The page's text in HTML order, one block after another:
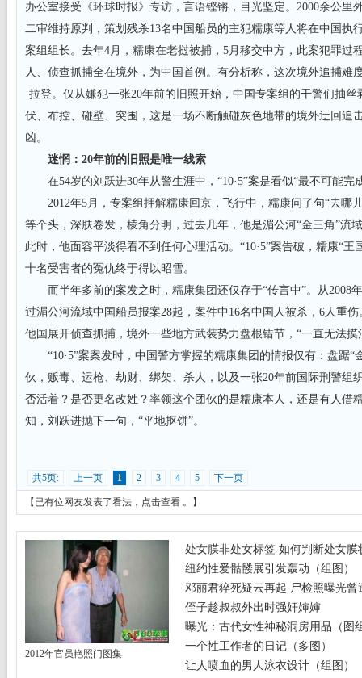
办公室接受《环球时报》专访，言语铿锵，目光坚定。2000余公里
二审维持原判，策划残杀13名中国船员的主犯糯康等人将在中国执
案组组长。去年4月，糯康在老挝被捕，5月移交中方，此案犯罪过
人、侦查抓捕全在境外，为中国首例。有分析称，这次境外追捕难
·拉登。仅从嫌犯一张20年前的旧照开始，中国专案组的干警们抽
伏、布控、碰壁、突围，这是一场不断触碰灰色地带的境外迂回追
凶。
迷惘：20年前的旧照是唯一线索
在54岁的刘跃进30年从警生涯中，“10·5”案是看似“最不可能完
2012年5月，专案组押解糯康回京，飞行中，糯康问了句“去哪
等个头，深肤卷发，棱角分明，过去几年，他是湄公河“金三角”流
此时，他面容平淡得看不到任何心理活动。“10·5”案告破，糯康“王
十名受害者的冤仇终于得以昭雪。
而半年多前的案发之时，糯康集团还仅存于“传言中”。从2008
过湄公河流域中国船员报案28起，案件中16名中国人被杀，6人重
他国展开侦查抓捕，境外一些地方武装势力盘根错节，“一直无法
“10·5”案案发时，中国警方掌握的糯康集团的情报仅有：盘踞“
伙，贩毒、运枪、劫财、绑架、杀人，以及一张20年前国际刑警组
否活着？是否更名改姓？率领这个团伙的是糯康本人，还是有人借
知，刘跃进抛下一句，“平地抠饼”。
共5页: 上一页 1 2 3 4 5 下一页
【已有位网友发表了看法， 点击查看 。】
2012年官员艳照门图集
处女膜非处女标签 如何判断处女膜
纽约性爱骷髅展引发轰动（组图）
邓丽君猝死疑云再起 尸检照曝光曾
侄子趁叔叔外出时强奸婶婶
曝光：古代女性神秘洞房用品（图
一个性工作者的日记（多图）
让人喷血的男人泳衣设计（组图）